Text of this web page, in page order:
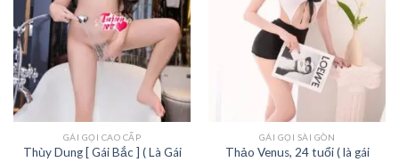
GÁI GỌI CAO CẤP
Thùy Dung [ Gái Bắc ] ( Là Gái
GÁI GỌI SÀI GÒN
Thảo Venus, 24 tuổi ( là gái